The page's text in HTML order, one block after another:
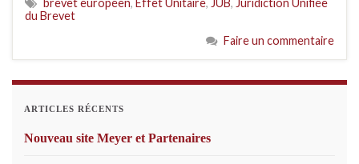
du Brevet
Faire un commentaire
ARTICLES RÉCENTS
Nouveau site Meyer et Partenaires